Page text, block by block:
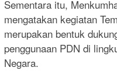
Sementara itu,
mengatakan kegiatan
merupakan bentuk
penggunaan PDN di
Negara.